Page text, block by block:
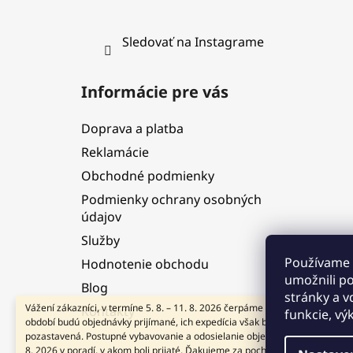
umožnili
stránky a
funkcie,
Vážení zákazníci, v termíne 5. 8. – 11. 8. 2026 čerpáme dovolenku. V tomto
období budú objednávky prijímané, ich expedícia však bude dočasne
pozastavená. Postupné vybavovanie a odosielanie objednávok začneme
8. 2026 v poradí, v akom boli prijaté. Ďakujeme za pochopenie a tešíme sa
Sledovať na Instagrame
Informácie pre vás
Doprava a platba
Reklamácie
Obchodné podmienky
Podmienky ochrany osobných
údajov
Služby
Hodnotenie obchodu
Blog
Kontakty